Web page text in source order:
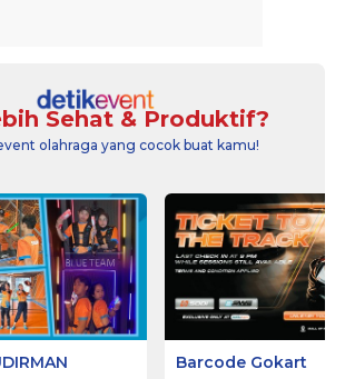
Sehat & Produktif?
olahraga yang cocok buat kamu!
Barcode Gokart